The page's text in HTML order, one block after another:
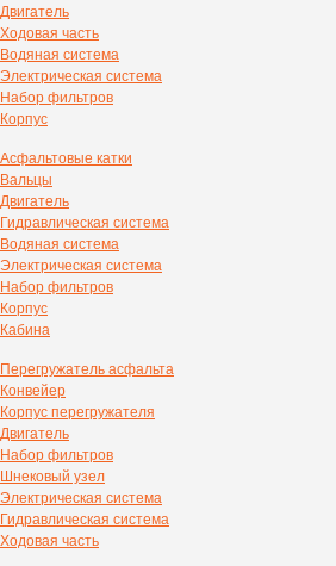
Двигатель
Ходовая часть
Водяная система
Электрическая система
Набор фильтров
Корпус
Асфальтовые катки
Вальцы
Двигатель
Гидравлическая система
Водяная система
Электрическая система
Набор фильтров
Корпус
Кабина
Перегружатель асфальта
Конвейер
Корпус перегружателя
Двигатель
Набор фильтров
Шнековый узел
Электрическая система
Гидравлическая система
Ходовая часть